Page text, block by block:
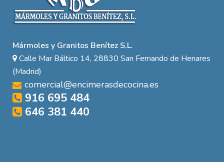
Mármoles y Granitos Benítez S.L.
Calle Mar Báltico 14, 28830 San Fernando de Henares
(Madrid)
comercial@encimerasdecocina.es
916 695 484
646 381 440